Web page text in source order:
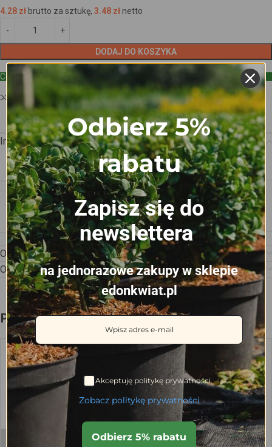
4.28 zł brutto za sztukę, 3.48 zł netto
DODAJ DO KOSZYKA
Cena hurtowa
Dodaj do porównania Dodaj do ulubionych
Informacje dodatkowe
WAGA
0.065 kg
WYMIARY 3.5 × 3.5 × 1.6 cm
Opis
Opinie (0)
Podobne produkty
Kolano PP wciskane 16mm Mufa PP 3/4″ GW
Odbierz 5%
rabatu
Zapisz się do
newslettera
na jednorazowe zakupy w sklepie
edonkwiat.pl
Akceptuję politykę prywatności.
Zobacz politykę prywatności
Odbierz 5% rabatu